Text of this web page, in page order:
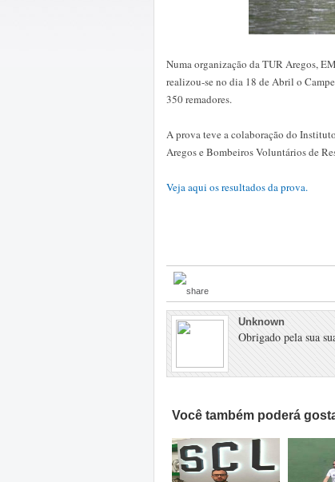
Numa organização da TUR Aregos,
realizou-se no dia 18 de Abril o
350 remadores.
A prova teve a colaboração do
Aregos e Bombeiros Voluntários de
Veja aqui os resultados da prova.
Unknown
Obrigado pela sua
Você também poderá